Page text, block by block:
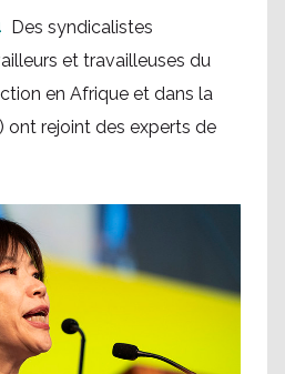
Des syndicalistes
et travailleuses du
en Afrique et dans la
ont rejoint des experts de